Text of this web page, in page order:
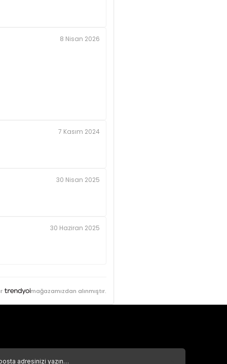
8 Nisan 2026
7 Kasım 2024
30 Nisan 2025
30 Haziran 2025
mağazamızdan alınmıştır.